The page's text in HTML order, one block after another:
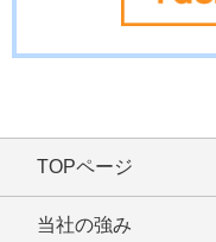
No.15-050
TOPページ
当社の強み